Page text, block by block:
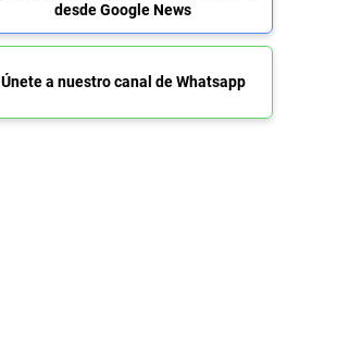
desde Google News
Únete a nuestro canal de Whatsapp